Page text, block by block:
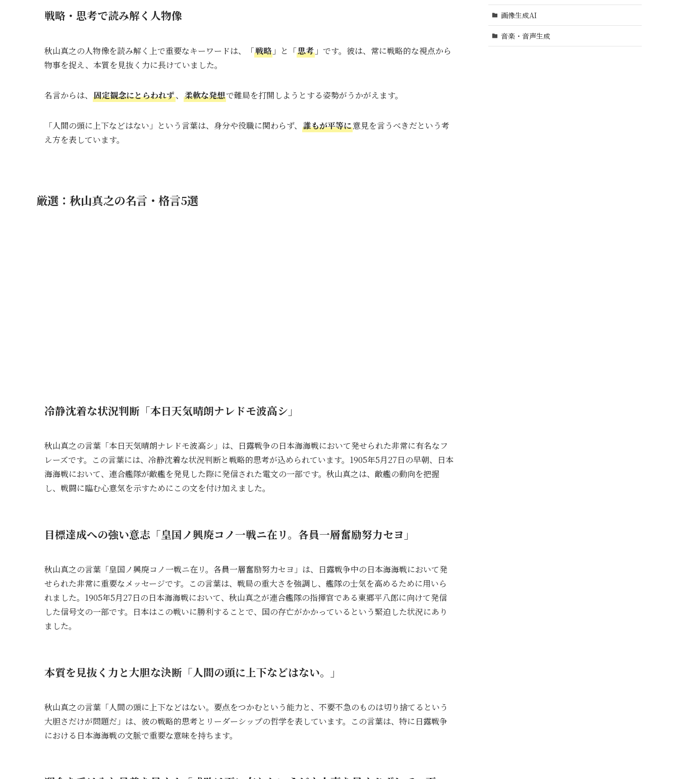
戦略・思考で読み解く人物像
秋山真之の人物像を読み解く上で重要なキーワードは、「戦略 」と「思考 」です。彼は、常に戦略的な視点から
物事を捉え、本質を見抜く力に長けていました。
名言からは、 固定観念にとらわれず、 柔軟な発想で難局を打開しようとする姿勢がうかがえます。
「人間の頭に上下などはない」という言葉は、身分や役職に関わらず、 誰もが平等に意見を言うべきだという考
え方を表しています。
厳選：秋山真之の名言・格言5選
冷静沈着な状況判断「本日天気晴朗ナレドモ波高シ」
秋山真之の言葉「本日天気晴朗ナレドモ波高シ」は、日露戦争の日本海海戦において発せられた非常に有名なフ
レーズです。この言葉には、冷静沈着な状況判断と戦略的思考が込められています。1905年5月27日の早朝、日本
海海戦において、連合艦隊が敵艦を発見した際に発信された電文の一部です。秋山真之は、敵艦の動向を把握
し、戦闘に臨む心意気を示すためにこの文を付け加えました。
目標達成への強い意志「皇国ノ興廃コノ一戦ニ在リ。各員一層奮励努力セヨ」
秋山真之の言葉「皇国ノ興廃コノ一戦ニ在リ。各員一層奮励努力セヨ」は、日露戦争中の日本海海戦において発
せられた非常に重要なメッセージです。この言葉は、戦局の重大さを強調し、艦隊の士気を高めるために用いら
れました。1905年5月27日の日本海海戦において、秋山真之が連合艦隊の指揮官である東郷平八郎に向けて発信
した信号文の一部です。日本はこの戦いに勝利することで、国の存亡がかかっているという緊迫した状況にあり
ました。
本質を見抜く力と大胆な決断「人間の頭に上下などはない。」
秋山真之の言葉「人間の頭に上下などはない。要点をつかむという能力と、不要不急のものは切り捨てるという
大胆さだけが問題だ」は、彼の戦略的思考とリーダーシップの哲学を表しています。この言葉は、特に日露戦争
における日本海海戦の文脈で重要な意味を持ちます。
画像生成AI
音楽・音声生成